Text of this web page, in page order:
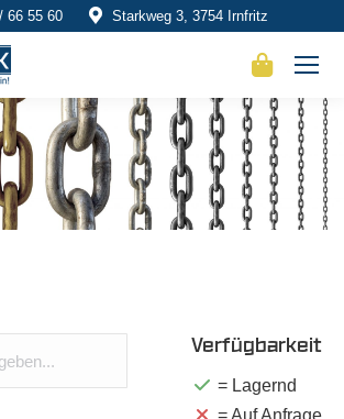
66 55 60 Starkweg 3, 3754 Irnfritz
Verfügbarkeit
= Lagernd
= Auf Anfrage